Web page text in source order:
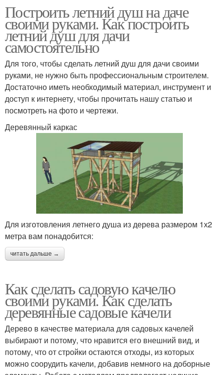
Построить летний душ на даче
своими руками. Как построить
летний душ для дачи
самостоятельно
Для того, чтобы сделать летний душ для дачи своими
руками, не нужно быть профессиональным строителем.
Достаточно иметь необходимый материал, инструмент и
доступ к интернету, чтобы прочитать нашу статью и
посмотреть на фото и чертежи.
Деревянный каркас
Для изготовления летнего душа из дерева размером 1х2
метра вам понадобится:
читать дальше →
Как сделать садовую качелю
своими руками. Как сделать
деревянные садовые качели
Дерево в качестве материала для садовых качелей
выбирают и потому, что нравится его внешний вид, и
потому, что от стройки остаются отходы, из которых
можно соорудить качели, добавив немного на доборные